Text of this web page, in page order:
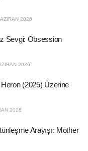
2026
Sevgi: Obsession
2026
(2025) Üzerine
2026
Arayışı: Mother